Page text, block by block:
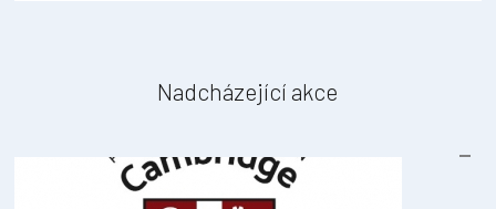
Nadcházející akce